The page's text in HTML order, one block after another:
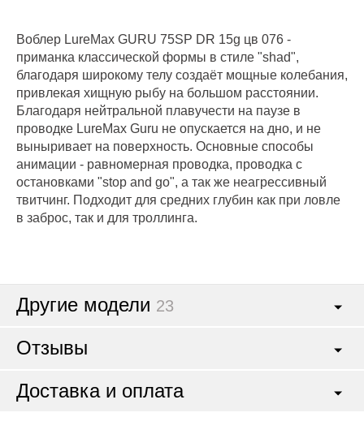
Воблер LureMax GURU 75SP DR 15g цв 076 -
приманка классической формы в стиле "shad",
благодаря широкому телу создаёт мощные колебания,
привлекая хищную рыбу на большом расстоянии.
Благодаря нейтральной плавучести на паузе в
проводке LureMax Guru не опускается на дно, и не
выныривает на поверхность. Основные способы
анимации - равномерная проводка, проводка с
остановками "stop and go", а так же неагрессивный
твитчинг. Подходит для средних глубин как при ловле
в заброс, так и для троллинга.
Другие модели 23
Отзывы
Доставка и оплата